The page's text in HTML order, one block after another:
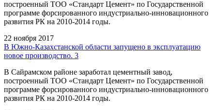
построенный ТОО «Стандарт Цемент» по Государственной
программе форсированного индустриально-инновационного
развития РК на 2010-2014 годы.
22 ноября 2017
В Южно-Казахстанской области запущено в эксплуатацию
новое производство. 3
В Сайрамском районе заработал цементный завод,
построенный ТОО «Стандарт Цемент» по Государственной
программе форсированного индустриально-инновационного
развития РК на 2010-2014 годы.